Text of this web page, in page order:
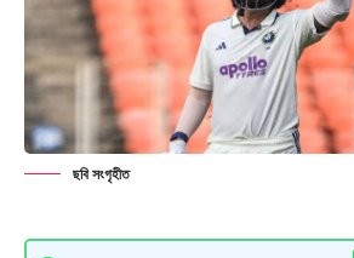
ছবি সংগৃহীত